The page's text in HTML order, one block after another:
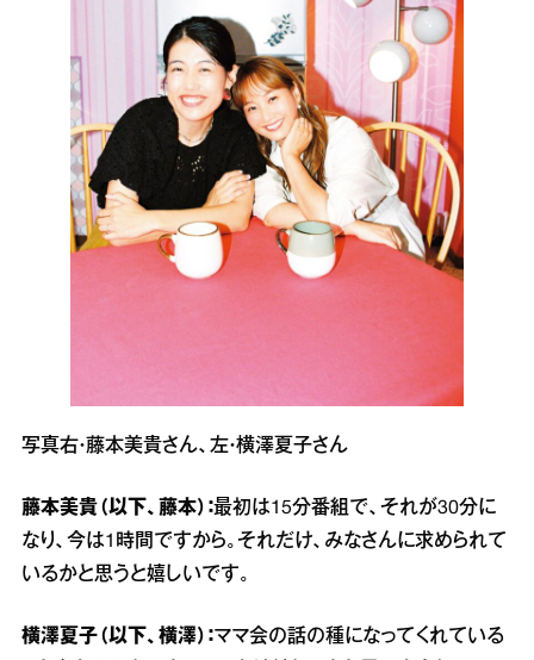
写真右・藤本美貴さん、左・横澤夏子さん
藤本美貴（以下、藤本）：最初は15分番組で、それが30分に
なり、今は1時間ですから。それだけ、みなさんに求められて
いるかと思うと嬉しいです。
横澤夏子（以下、横澤）： ママ会の話の種になってくれている